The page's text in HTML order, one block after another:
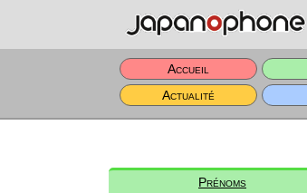
Accueil
Actualité
Prénoms